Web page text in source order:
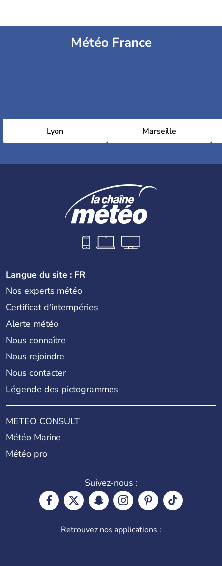
Météo France
Lyon Marseille
Langue du site : FR
Nos experts météo
Certificat d'intempéries
Alerte météo
Nous connaître
Nous rejoindre
Nous contacter
Légende des pictogrammes
METEO CONSULT
Météo Marine
Météo pro
Suivez-nous :
Retrouvez nos applications :